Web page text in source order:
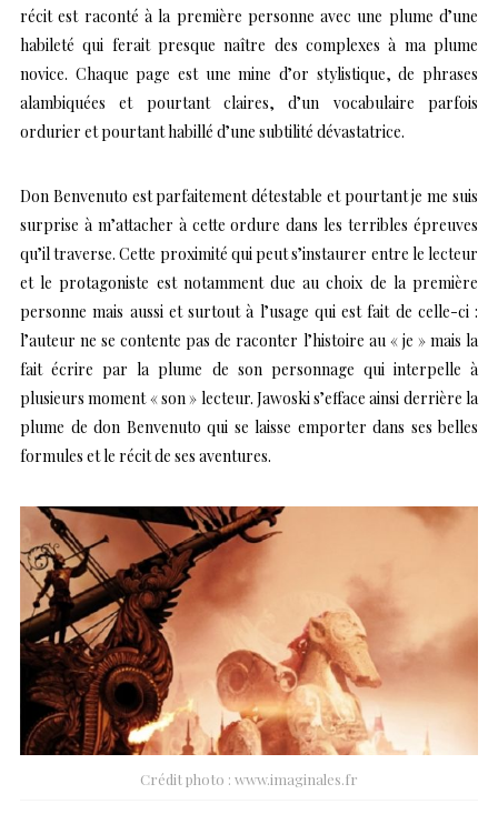
récit est raconté à la première personne avec une plume d’une
habileté qui ferait presque naître des complexes à ma plume
novice. Chaque page est une mine d’or stylistique, de phrases
alambiquées et pourtant claires, d’un vocabulaire parfois
ordurier et pourtant habillé d’une subtilité dévastatrice.
Don Benvenuto est parfaitement détestable et pourtant je me suis
surprise à m’attacher à cette ordure dans les terribles épreuves
qu’il traverse. Cette proximité qui peut s’instaurer entre le lecteur
et le protagoniste est notamment due au choix de la première
personne mais aussi et surtout à l’usage qui est fait de celle-ci :
l’auteur ne se contente pas de raconter l’histoire au « je » mais la
fait écrire par la plume de son personnage qui interpelle à
plusieurs moment « son » lecteur. Jawoski s’efface ainsi derrière la
plume de don Benvenuto qui se laisse emporter dans ses belles
formules et le récit de ses aventures.
Crédit photo : www.imaginales.fr